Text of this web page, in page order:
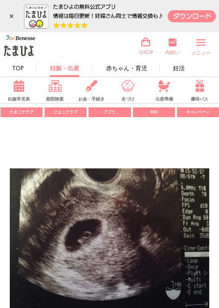
×
TOP 妊娠・出産 赤ちゃん・育児 妊活
SHOP 内祝い メニュー
妊娠早見表 産院検索 お金・手続き 名づけ 出産準備 優待パス
たまごクラブ ひよこクラブ アプリ SNS キャンペーン